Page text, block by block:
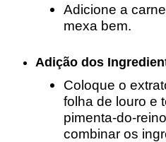
Adicione a
mexa bem.
Adição dos
Coloque o
folha de louro e
pimenta-do-
combinar os